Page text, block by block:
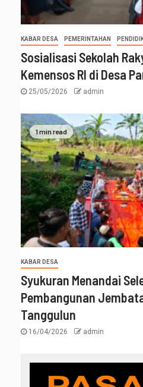
KABAR DESA PEMERINTAHAN
Sosialisasi Sekolah
Kemensos RI di Desa
25/05/2026 admin
1 min read
KABAR DESA
Syukuran Menandai
Pembangunan
Tanggulun
16/04/2026 admin